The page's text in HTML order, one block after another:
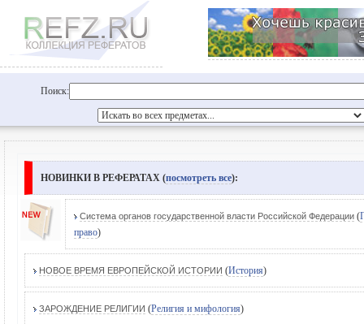
Поиск:
НОВИНКИ В РЕФЕРАТАХ (посмотреть все):
Система органов государственной власти Российской Федерации (
право)
НОВОЕ ВРЕМЯ ЕВРОПЕЙСКОЙ ИСТОРИИ (История)
ЗАРОЖДЕНИЕ РЕЛИГИИ (Религия и мифология)